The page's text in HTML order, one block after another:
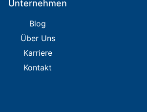
Unternehmen
Blog
Über Uns
Karriere
Kontakt